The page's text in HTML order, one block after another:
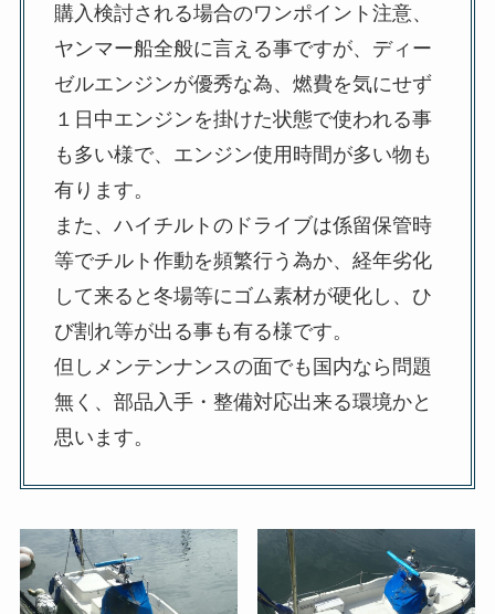
購入検討される場合のワンポイント注意、
ヤンマー船全般に言える事ですが、ディー
ゼルエンジンが優秀な為、燃費を気にせず
１日中エンジンを掛けた状態で使われる事
も多い様で、エンジン使用時間が多い物も
有ります。
また、ハイチルトのドライブは係留保管時
等でチルト作動を頻繁行う為か、経年劣化
して来ると冬場等にゴム素材が硬化し、ひ
び割れ等が出る事も有る様です。
但しメンテンナンスの面でも国内なら問題
無く、部品入手・整備対応出来る環境かと
思います。